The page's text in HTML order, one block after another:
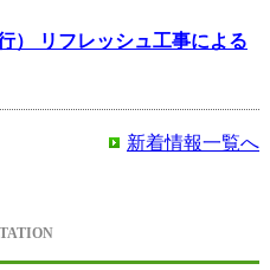
） リフレッシュ工事による
新着情報一覧へ